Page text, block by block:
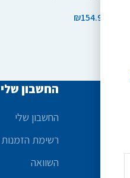
₪154.90
החשבון שלי
החשבון שלי
רשימת הזמנות
השוואה